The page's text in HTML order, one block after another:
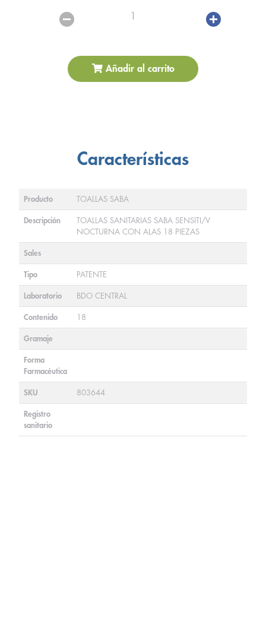
1
Añadir al carrito
Características
Producto TOALLAS SABA
Descripción
TOALLAS SANITARIAS SABA SENSITI/V
NOCTURNA CON ALAS 18 PIEZAS
Sales
Tipo PATENTE
Laboratorio BDO CENTRAL
Contenido 18
Gramaje
Forma
Farmacéutica
SKU 803644
Registro
sanitario